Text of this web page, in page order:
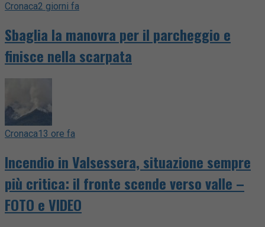
Cronaca2 giorni fa
Sbaglia la manovra per il parcheggio e
finisce nella scarpata
Cronaca13 ore fa
Incendio in Valsessera, situazione sempre
più critica: il fronte scende verso valle –
FOTO e VIDEO